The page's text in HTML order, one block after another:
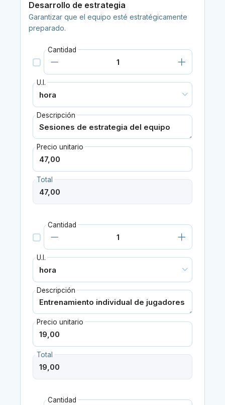
Desarrollo de estrategia
Garantizar que el equipo esté estratégicamente
preparado.
Cantidad
U.I.
Descripción
Precio unitario
Total
Cantidad
U.I.
Descripción
Precio unitario
Total
Cantidad